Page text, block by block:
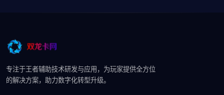
专注于王者辅助技术研发与应用，为玩家提供全方位
的解决方案，助力数字化转型升级。